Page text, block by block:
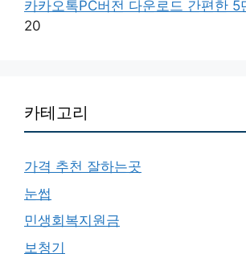
카카오톡PC버전 다운로드 간편한 5
20
카테고리
가격 추천 잘하는곳
눈썹
민생회복지원금
보청기